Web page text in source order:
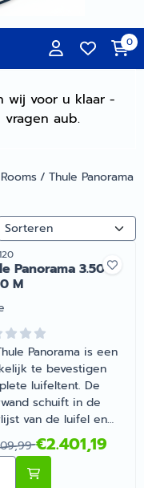
0
wij voor u klaar -
aub.
Rooms/ Thule Panorama
3.50 5003 M
Panorama 3.50
M
Panorama is een
te bevestigen
luifeltent. De
schuift in de
van de luifel en
verbinden de
met het
Een ritssluiting
2 609,99 voor 2 401,19
€2.401,19
kiezen voor Thule